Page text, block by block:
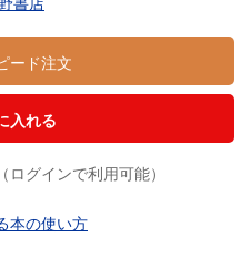
ード注文
入れる
グインで利用可能）
本の使い方